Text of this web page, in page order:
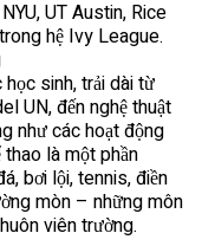
UT Austin, Rice
hệ Ivy League.
sinh, trải dài từ
UN, đến nghệ thuật
như các hoạt động
là một phần
bơi lội, tennis, điền
mòn – những môn
viên trường.